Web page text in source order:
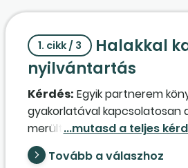
1. cikk / 3
Halakkal
nyilvántartás
Kérdés: Egyik partnerem
gyakorlatával kapcsolatosan
merültek fel. A kft. 2010 óta –
szabadidős tevékenység
bérhorgásztatással is
Tovább a válaszhoz